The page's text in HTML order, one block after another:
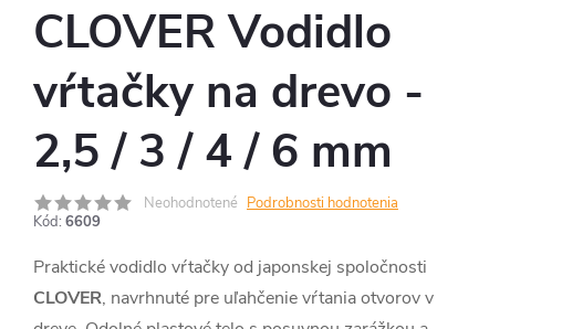
CLOVER Vodidlo
vŕtačky na drevo -
2,5 / 3 / 4 / 6 mm
Neohodnotené Podrobnosti hodnotenia
Kód: 6609
Praktické vodidlo vŕtačky od japonskej spoločnosti
CLOVER, navrhnuté pre uľahčenie vŕtania otvorov v